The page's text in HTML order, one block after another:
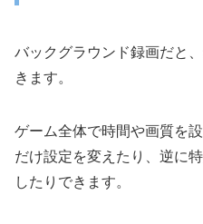
バックグラウンド録画だと
きます。
ゲーム全体で時間や画質を
だけ設定を変えたり、逆に
したりできます。